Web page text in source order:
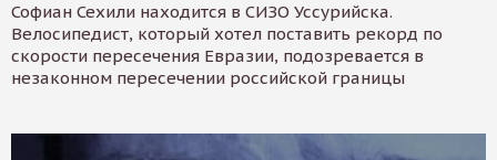
Софиан Сехили находится в СИЗО Уссурийска.
Велосипедист, который хотел поставить рекорд по
скорости пересечения Евразии, подозревается в
незаконном пересечении российской границы